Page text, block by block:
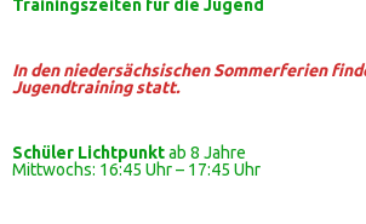
Trainingszeiten für die Jugend
In den niedersächsischen Sommerferien
Jugendtraining statt.
Schüler Lichtpunktab 8 Jahre
Mittwochs: 16:45 Uhr – 17:45 Uhr